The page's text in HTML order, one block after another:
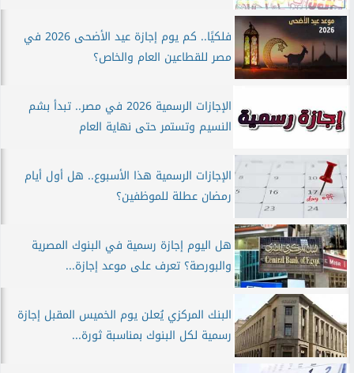
فلكيًا.. كم يوم إجازة عيد الأضحى 2026 في
مصر للقطاعين العام والخاص؟
الإجازات الرسمية 2026 في مصر.. تبدأ بشم
النسيم وتستمر حتى نهاية العام
الإجازات الرسمية هذا الأسبوع.. هل أول أيام
رمضان عطلة للموظفين؟
هل اليوم إجازة رسمية في البنوك المصرية
والبورصة؟ تعرف على موعد إجازة...
البنك المركزي يُعلن يوم الخميس المقبل إجازة
رسمية لكل البنوك بمناسبة ثورة...